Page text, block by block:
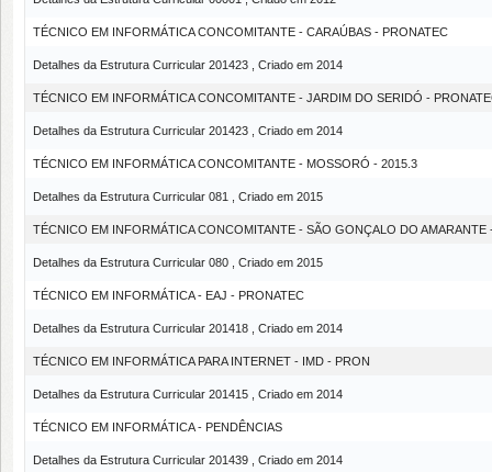
TÉCNICO EM INFORMÁTICA CONCOMITANTE - CARAÚBAS - PRONATEC
Detalhes da Estrutura Curricular 201423 , Criado em 2014
TÉCNICO EM INFORMÁTICA CONCOMITANTE - JARDIM DO SERIDÓ -
Detalhes da Estrutura Curricular 201423 , Criado em 2014
TÉCNICO EM INFORMÁTICA CONCOMITANTE - MOSSORÓ - 2015.3
Detalhes da Estrutura Curricular 081 , Criado em 2015
TÉCNICO EM INFORMÁTICA CONCOMITANTE - SÃO GONÇALO DO AMARANTE
Detalhes da Estrutura Curricular 080 , Criado em 2015
TÉCNICO EM INFORMÁTICA - EAJ - PRONATEC
Detalhes da Estrutura Curricular 201418 , Criado em 2014
TÉCNICO EM INFORMÁTICA PARA INTERNET - IMD - PRON
Detalhes da Estrutura Curricular 201415 , Criado em 2014
TÉCNICO EM INFORMÁTICA - PENDÊNCIAS
Detalhes da Estrutura Curricular 201439 , Criado em 2014